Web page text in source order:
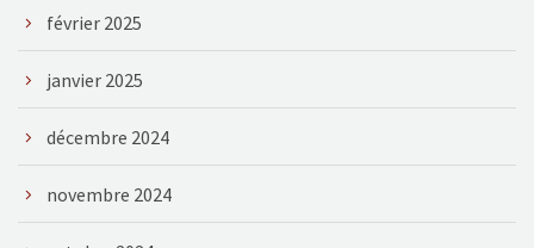
février 2025
janvier 2025
décembre 2024
novembre 2024